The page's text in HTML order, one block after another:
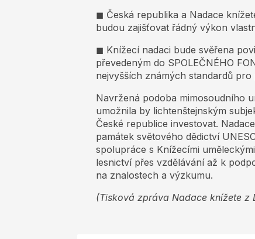
◼ Česká republika a Nadace
budou zajišťovat řádný výkon
◼ Knížecí nadaci bude svěřena
převedeným do SPOLEČNÉHO
nejvyšších známých standardů
Navržená podoba mimosoudního
umožnila by lichtenštejnským
České republice investovat.
památek světového dědictví
spolupráce s Knížecími
lesnictví přes vzdělávání až k
na znalostech a výzkumu.
(Tisková zpráva Nadace knížete z